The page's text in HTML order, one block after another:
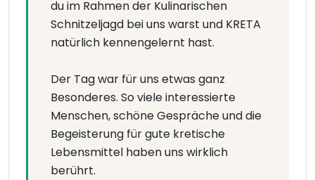
du im Rahmen der Kulinarischen
Schnitzeljagd bei uns warst und KRETA
natürlich kennengelernt hast.
Der Tag war für uns etwas ganz
Besonderes. So viele interessierte
Menschen, schöne Gespräche und die
Begeisterung für gute kretische
Lebensmittel haben uns wirklich
berührt.